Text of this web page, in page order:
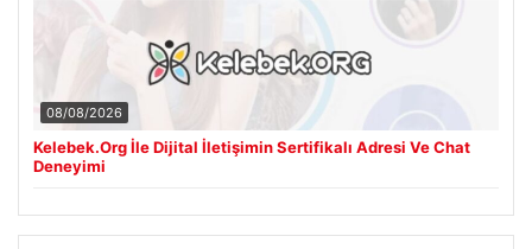
08/08/2026
Kelebek.Org İle Dijital İletişimin Sertifikalı Adresi Ve Chat
Deneyimi